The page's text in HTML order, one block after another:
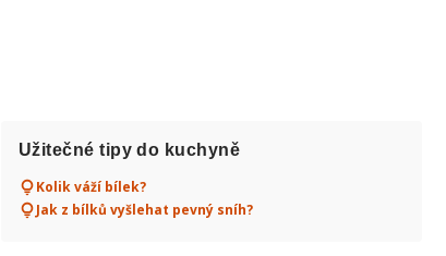
Užitečné tipy do kuchyně
Kolik váží bílek?
Jak z bílků vyšlehat pevný sníh?